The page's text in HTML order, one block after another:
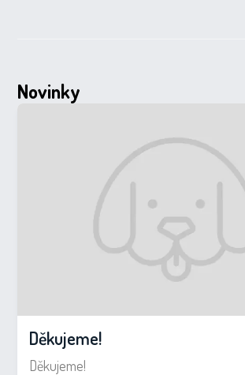
Novinky
Děkujeme!
Děkujeme!